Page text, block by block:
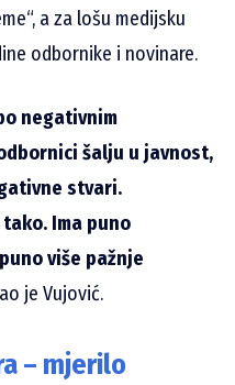
a za lošu medijsku
odbornike i novinare.
negativnim
šalju u javnost,
stvari.
Ima puno
više pažnje
je Vujović.
– mjerilo